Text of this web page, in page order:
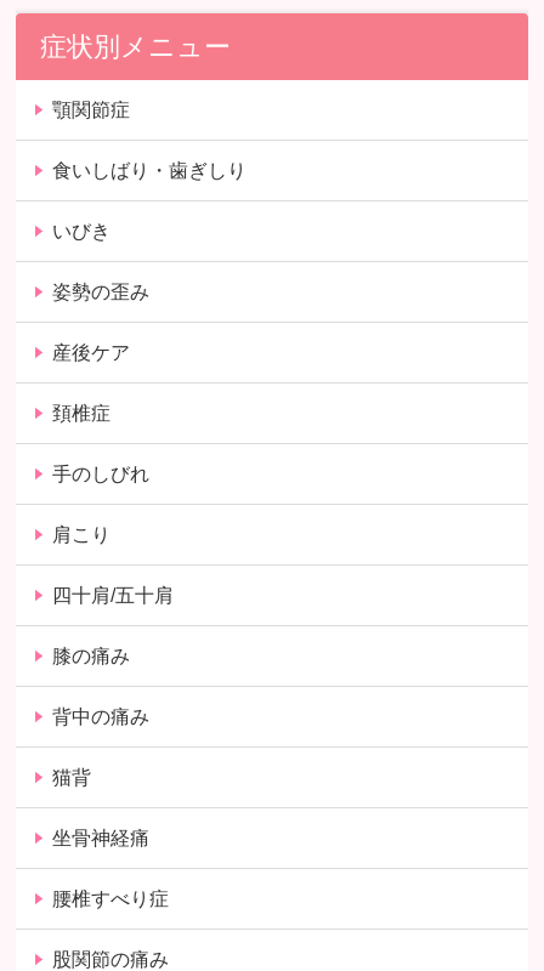
症状別メニュー
顎関節症
食いしばり・歯ぎしり
いびき
姿勢の歪み
産後ケア
頚椎症
手のしびれ
肩こり
四十肩/五十肩
膝の痛み
背中の痛み
猫背
坐骨神経痛
腰椎すべり症
股関節の痛み